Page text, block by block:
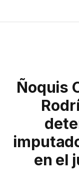
Ñoquis
en el